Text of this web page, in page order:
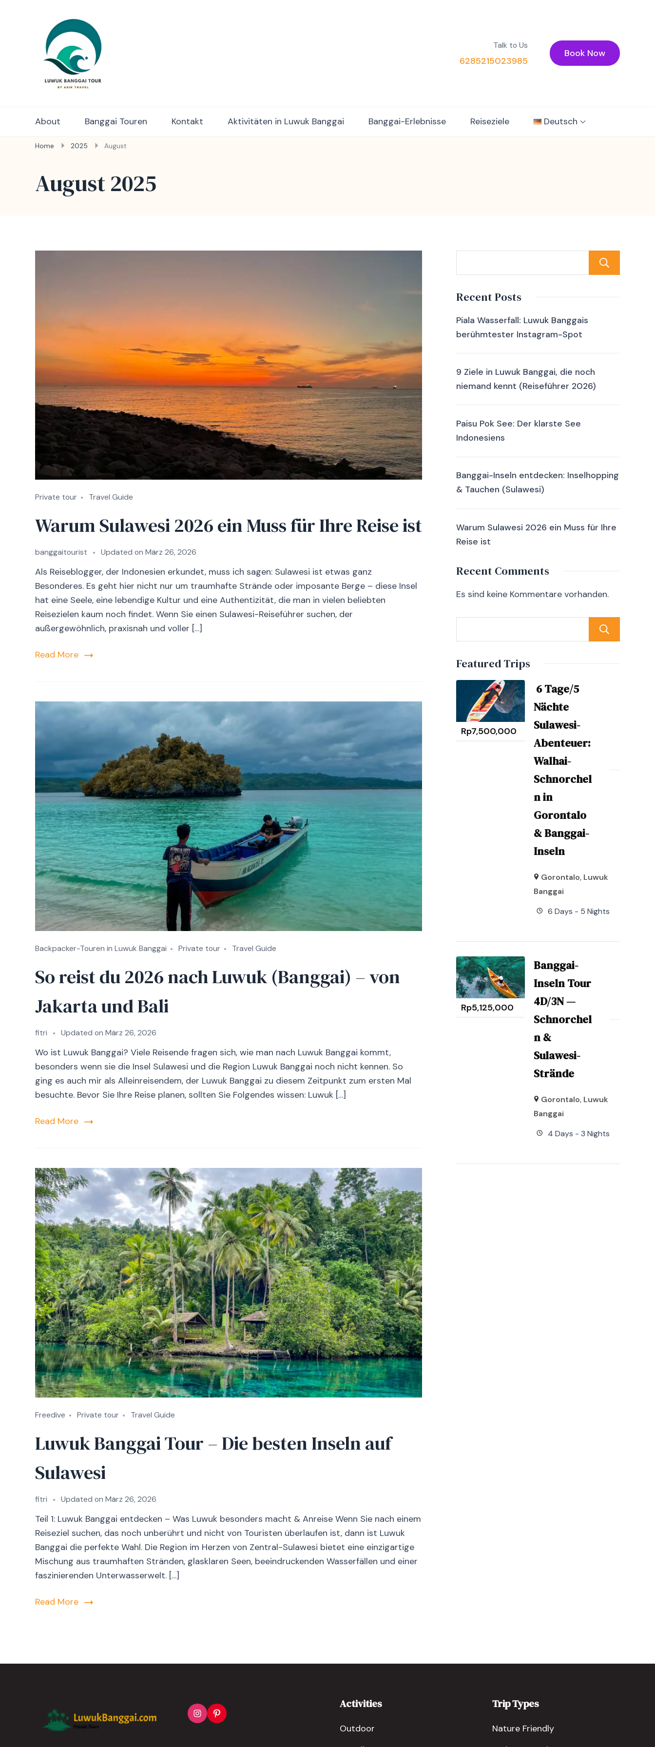
Talk to Us
6285215023985
Book Now
About Banggai Touren Kontakt Aktivitäten in Luwuk Banggai Banggai-Erlebnisse Reiseziele Deutsch
Home 2025 August
August 2025
Private tour Travel Guide
Warum Sulawesi 2026 ein Muss für Ihre Reise ist
banggaitourist Updated on März 26, 2026
Als Reiseblogger, der Indonesien erkundet, muss ich sagen: Sulawesi ist etwas ganz
Besonderes. Es geht hier nicht nur um traumhafte Strände oder imposante Berge – diese Insel
hat eine Seele, eine lebendige Kultur und eine Authentizität, die man in vielen beliebten
Reisezielen kaum noch findet. Wenn Sie einen Sulawesi-Reiseführer suchen, der
außergewöhnlich, praxisnah und voller […]
Read More
Backpacker-Touren in Luwuk Banggai Private tour Travel Guide
So reist du 2026 nach Luwuk (Banggai) – von
Jakarta und Bali
fitri Updated on März 26, 2026
Wo ist Luwuk Banggai? Viele Reisende fragen sich, wie man nach Luwuk Banggai kommt,
besonders wenn sie die Insel Sulawesi und die Region Luwuk Banggai noch nicht kennen. So
ging es auch mir als Alleinreisendem, der Luwuk Banggai zu diesem Zeitpunkt zum ersten Mal
besuchte. Bevor Sie Ihre Reise planen, sollten Sie Folgendes wissen: Luwuk […]
Read More
Freedive Private tour Travel Guide
Luwuk Banggai Tour – Die besten Inseln auf
Sulawesi
fitri Updated on März 26, 2026
Teil 1: Luwuk Banggai entdecken – Was Luwuk besonders macht & Anreise Wenn Sie nach einem
Reiseziel suchen, das noch unberührt und nicht von Touristen überlaufen ist, dann ist Luwuk
Banggai die perfekte Wahl. Die Region im Herzen von Zentral-Sulawesi bietet eine einzigartige
Mischung aus traumhaften Stränden, glasklaren Seen, beeindruckenden Wasserfällen und einer
faszinierenden Unterwasserwelt. […]
Read More
Recent Posts
Piala Wasserfall: Luwuk Banggais
berühmtester Instagram-Spot
9 Ziele in Luwuk Banggai, die noch
niemand kennt (Reiseführer 2026)
Paisu Pok See: Der klarste See
Indonesiens
Banggai-Inseln entdecken: Inselhopping
& Tauchen (Sulawesi)
Warum Sulawesi 2026 ein Muss für Ihre
Reise ist
Recent Comments
Es sind keine Kommentare vorhanden.
Featured Trips
Rp7,500,000
6 Tage/5
Nächte
Sulawesi-
Abenteuer:
Walhai-
Schnorchel
n in
Gorontalo
& Banggai-
Inseln
Gorontalo, Luwuk
Banggai
6 Days - 5 Nights
Rp5,125,000
Banggai-
Inseln Tour
4D/3N —
Schnorchel
n &
Sulawesi-
Strände
Gorontalo, Luwuk
Banggai
4 Days - 3 Nights
Activities
Outdoor
Trip Types
Nature Friendly